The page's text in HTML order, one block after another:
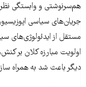
هم‌سرنوشتی و وابستگی
جریان‌های سیاسی
مستقل از ایدئولوژی‌های
اولویت مبارزه‌ کلان بر
دیگر باعث شد به همراه